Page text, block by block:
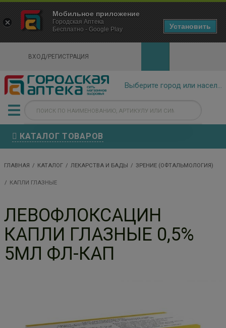
ВХОД/РЕГИСТРАЦИЯ
КАТАЛОГ ТОВАРОВ
ГЛАВНАЯ КАТАЛОГ ЛЕКАРСТВА И БАДЫ ЗРЕНИЕ (ОФТАЛЬМОЛОГИЯ)
КАПЛИ ГЛАЗНЫЕ
ЛЕВОФЛОКСАЦИН
КАПЛИ ГЛАЗНЫЕ 0,5%
5МЛ ФЛ-КАП
×
Городская Аптека Маркетплейс
- In Google Play
Мобильное приложение
Городская Аптека
Бесплатно - Google Play
Установить